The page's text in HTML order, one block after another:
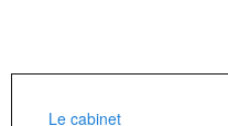
Le cabinet